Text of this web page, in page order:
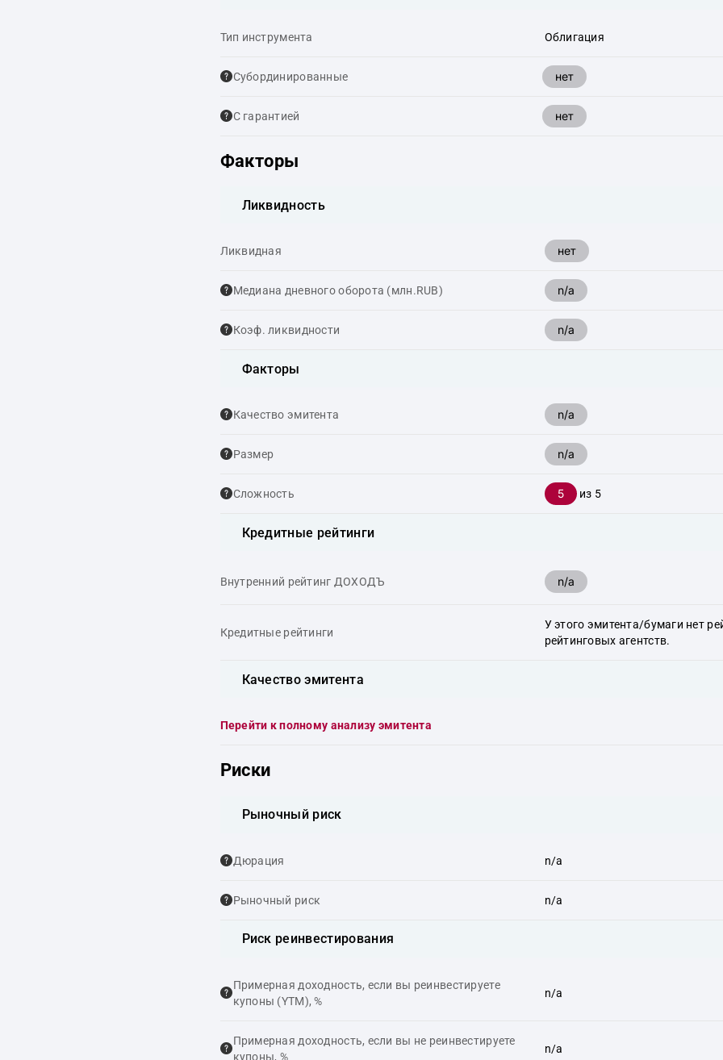
Тип инструмента Облигация
Cубординированные нет
С гарантией нет
Факторы
Ликвидность
Ликвидная нет
Медиана дневного оборота (млн.RUB) n/a
Коэф. ликвидности n/a
Факторы
Качество эмитента n/a
Размер n/a
Сложность 5 из 5
Кредитные рейтинги
Внутренний рейтинг ДОХОДЪ n/a
Кредитные рейтинги
У этого эмитента/бумаги нет
рейтинговых агентств.
Качество эмитента
Перейти к полному анализу эмитента
Риски
Рыночный риск
Дюрация n/a
Рыночный риск n/a
Риск реинвестирования
Примерная доходность, если вы реинвестируете
купоны (YTM), %
n/a
Примерная доходность, если вы не реинвестируете
купоны, %
n/a